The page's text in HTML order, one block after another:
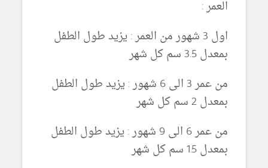
العمر :
اول 3 شهور من العمر : يزيد طول الطفل
بمعدل 3.5 سم كل شهر
من عمر 3 الى 6 شهور : يزيد طول الطفل
بمعدل 2 سم كل شهر
من عمر 6 الى 9 شهور : يزيد طول الطفل
بمعدل 1.5 سم كل شهر